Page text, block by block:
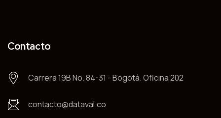
Contacto
Carrera 19B No. 84-31 - Bogotá. Oficina 202
contacto@dataval.co